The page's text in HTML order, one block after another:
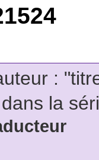
:
la